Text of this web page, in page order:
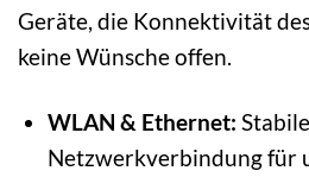
Geräte, die Konnektivität
keine Wünsche offen.
WLAN & Ethernet: Stabile
Netzwerkverbindung für